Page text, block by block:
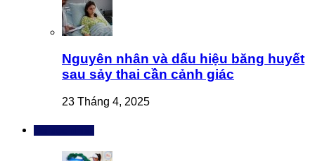
Nguyên nhân và dấu hiệu băng huyết
sau sảy thai cần cảnh giác
23 Tháng 4, 2025